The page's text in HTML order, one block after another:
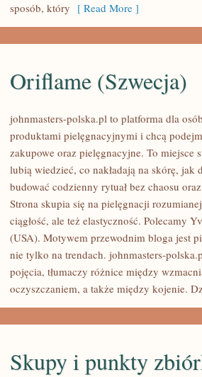
sposób, który [ Read More ]
ORIFLAME
(SZWECJA)
Oriflame (Szwecja)
johnmasters-polska.pl to platforma dla
produktami pielęgnacyjnymi i chcą
zakupowe oraz pielęgnacyjne. To miejsce
lubią wiedzieć, co nakładają na skórę, jak
budować codzienny rytuał bez chaosu
Strona skupia się na pielęgnacji
ciągłość, ale też elastyczność. Polecamy
(USA). Motywem przewodnim bloga jest
nie tylko na trendach. johnmasters-
pojęcia, tłumaczy różnice między
oczyszczaniem, a także między kojenie.
Skupy i punkty